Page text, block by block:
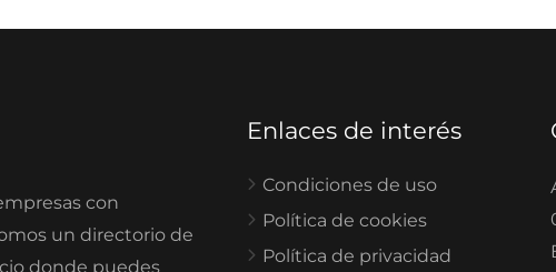
con
un directorio de
donde puedes
Enlaces de interés
Condiciones de uso
Política de cookies
Política de privacidad